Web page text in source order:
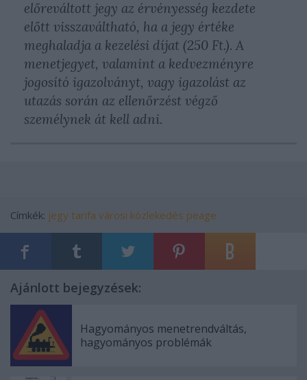
előreváltott jegy az érvényesség kezdete
előtt visszaváltható, ha a jegy értéke
meghaladja a kezelési díjat (250 Ft.). A
menetjegyet, valamint a kedvezményre
jogosító igazolványt, vagy igazolást az
utazás során az ellenőrzést végző
személynek át kell adni.
Címkék: jegy tarifa városi közlekedés peage
Ajánlott bejegyzések:
Hagyományos menetrendváltás,
hagyományos problémák